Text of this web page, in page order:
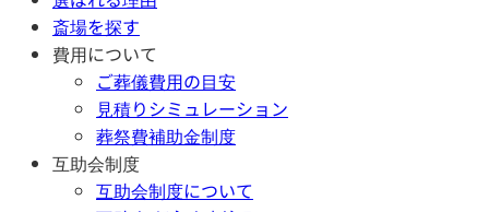
斎場を探す
費用について
ご葬儀費用の目安
見積りシミュレーション
葬祭費補助金制度
互助会制度
互助会制度について